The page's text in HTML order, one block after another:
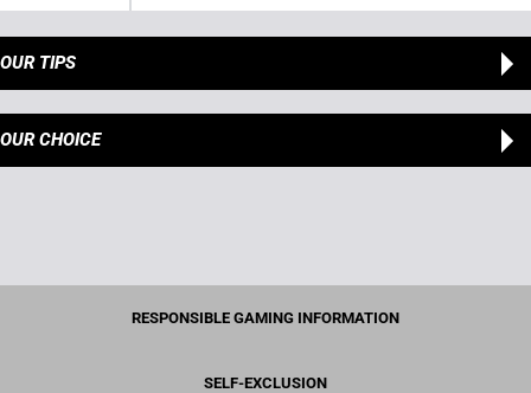
OUR TIPS
OUR CHOICE
RESPONSIBLE GAMING INFORMATION
SELF-EXCLUSION